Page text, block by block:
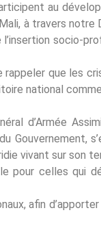
au
à travers
socio-
que les
national
d’Armée
Gouvernement,
vivant sur son
pour celles qui
afin